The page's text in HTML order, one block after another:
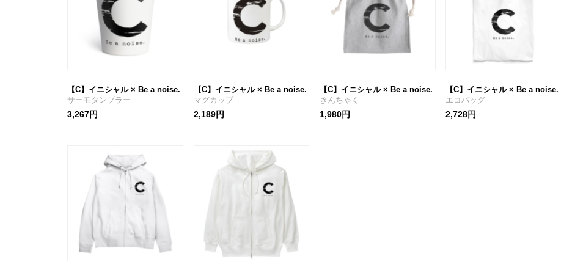
【C】イニシャル × Be a noise.
サーモタンブラー
3,267円
【C】イニシャル × Be a noise.
マグカップ
2,189円
【C】イニシャル × Be a noise.
きんちゃく
1,980円
【C】イニシャル × Be a noise.
エコバッグ
2,728円